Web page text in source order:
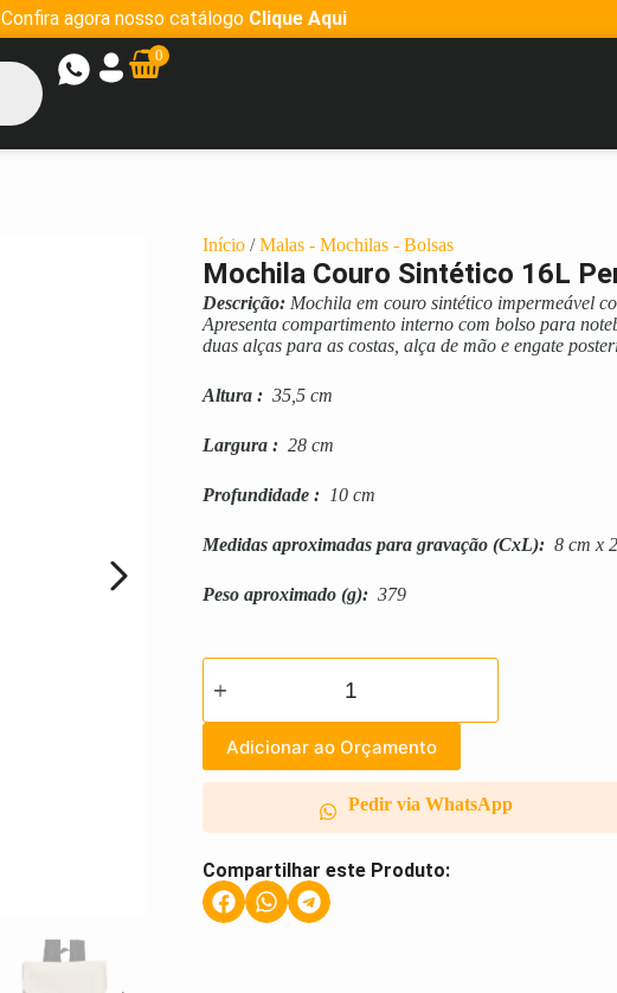
Confira agora nosso catálogo Clique Aqui
0
Início /Malas - Mochilas - Bolsas
Mochila Couro Sintético 16L
Descrição: Mochila em couro sintético impermeável
Apresenta compartimento interno com bolso para
duas alças para as costas, alça de mão e engate
Altura : 35,5 cm
Largura : 28 cm
Profundidade : 10 cm
Medidas aproximadas para gravação (CxL): 8 cm x
Peso aproximado (g): 379
Adicionar ao Orçamento
Pedir via WhatsApp
Compartilhar este Produto: